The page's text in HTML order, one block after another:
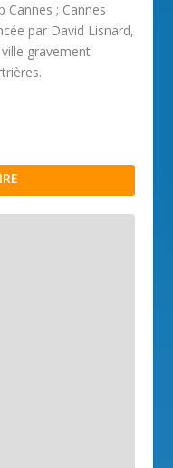
Cannes ; Cannes
par David Lisnard,
gravement